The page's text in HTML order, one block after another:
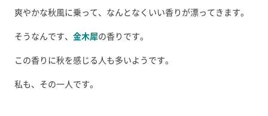
爽やかな秋風に乗って、なんとなくいい香りが漂ってきます。
そうなんです、 金木犀の香りです。
この香りに秋を感じる人も多いようです。
私も、その一人です。